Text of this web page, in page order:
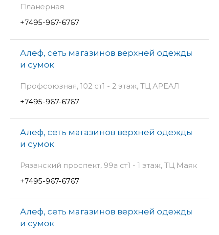
Планерная
+7495-967-6767
Алеф, сеть магазинов верхней одежды
и сумок
Профсоюзная, 102 ст1 - 2 этаж, ТЦ АРЕАЛ
+7495-967-6767
Алеф, сеть магазинов верхней одежды
и сумок
Рязанский проспект, 99а ст1 - 1 этаж, ТЦ Маяк
+7495-967-6767
Алеф, сеть магазинов верхней одежды
и сумок